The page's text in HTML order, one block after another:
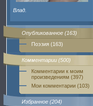
Влад.
Опубликованное (163)
Поэзия (163)
Комментарии (500)
Комментарии к моим
произведениям (397)
Мои комментарии (103)
Избранное (204)